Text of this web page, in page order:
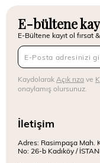
E-bültene
E-Bültene kayıt ol fırsat
Kaydolarak Açık rızave
onaylamış olursunuz.
İletişim
Adres: Rasimpaşa Mah.
No: 26-b Kadıköy /